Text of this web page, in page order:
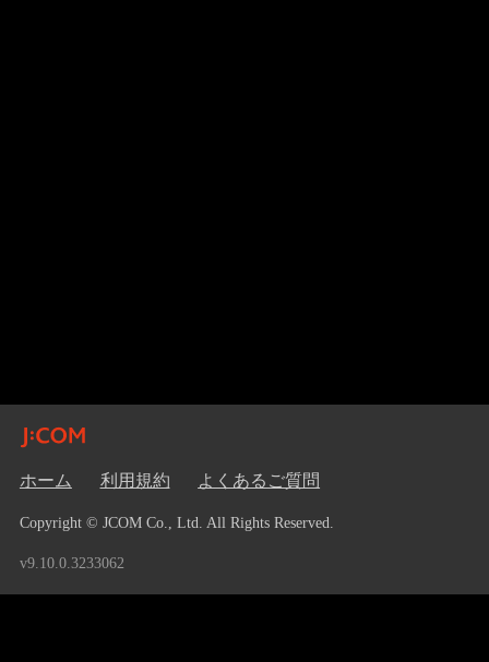
ホーム 利用規約 よくあるご質問
Copyright © JCOM Co., Ltd. All Rights Reserved.
v9.10.0.3233062